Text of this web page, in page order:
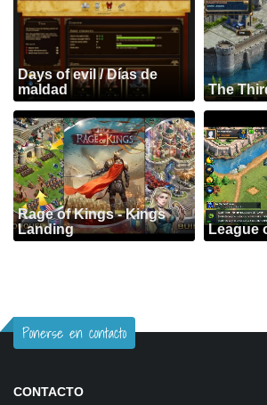
Days of evil / Días de
maldad
The
Rage of Kings - Kings
Landing
League
Ponerse en contacto
CONTACTO